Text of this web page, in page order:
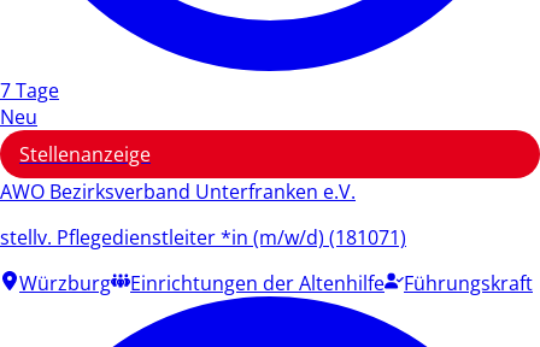
7 Tage
Neu
Stellenanzeige
AWO Bezirksverband Unterfranken e.V.
stellv. Pflegedienstleiter *in (m/w/d) (181071)
Würzburg
Einrichtungen der Altenhilfe Führungskraft